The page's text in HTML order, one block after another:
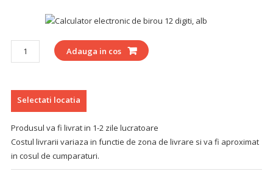
Cantitate Adauga in cos
Selectati locatia
Produsul va fi livrat in 1-2 zile lucratoare
Costul livrarii variaza in functie de zona de livrare si va fi aproximat
in cosul de cumparaturi.